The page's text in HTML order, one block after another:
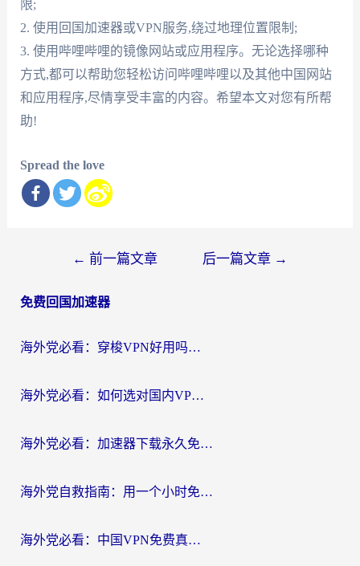
限;
2. 使用回国加速器或VPN服务,绕过地理位置限制;
3. 使用哔哩哔哩的镜像网站或应用程序。无论选择哪种
方式,都可以帮助您轻松访问哔哩哔哩以及其他中国网站
和应用程序,尽情享受丰富的内容。希望本文对您有所帮
助!
Spread the love
导
← 前一篇文章 后一篇文章 →
免费回国加速器
海外党必看：穿梭VPN好用吗？和云帆VPN对比哪个回国效果更好？附真实测评+避坑指南
海外党必看：如何选对国内VPN，实现无缝访问国内资源？
海外党必看：加速器下载永久免费版真的存在吗？教你无缝访问国内资源的正确姿势
海外党自救指南：用一个小时免费加速器，轻松打破国内资源访问壁垒？
海外党必看：中国VPN免费真的靠谱吗？手把手教你选对回国加速器